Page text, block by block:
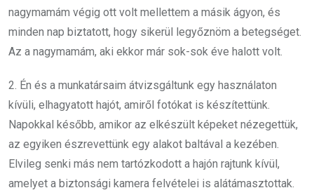
nagymamám végig ott volt mellettem a másik ágyon, és
minden nap biztatott, hogy sikerül legyőznöm a betegséget.
Az a nagymamám, aki ekkor már sok-sok éve halott volt.
2. Én és a munkatársaim átvizsgáltunk egy használaton
kívüli, elhagyatott hajót, amiről fotókat is készítettünk.
Napokkal később, amikor az elkészült képeket nézegettük,
az egyiken észrevettünk egy alakot baltával a kezében.
Elvileg senki más nem tartózkodott a hajón rajtunk kívül,
amelyet a biztonsági kamera felvételei is alátámasztottak.